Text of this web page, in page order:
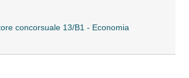
concorsuale 13/B1 - Economia